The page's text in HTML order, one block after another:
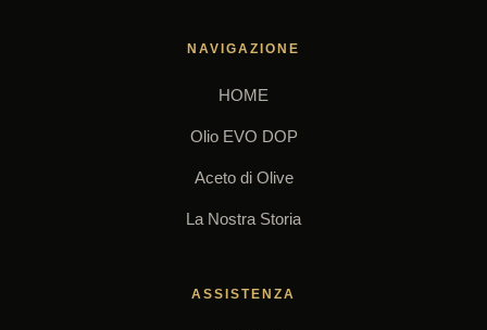
NAVIGAZIONE
HOME
Olio EVO DOP
Aceto di Olive
La Nostra Storia
ASSISTENZA